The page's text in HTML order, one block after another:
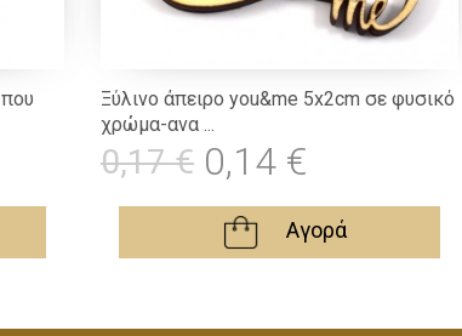
Ξύλινο άπειρο you&me 5x2cm σε φυσικό
χρώμα-ανα ...
0,17 € 0,14 €
Αγορά